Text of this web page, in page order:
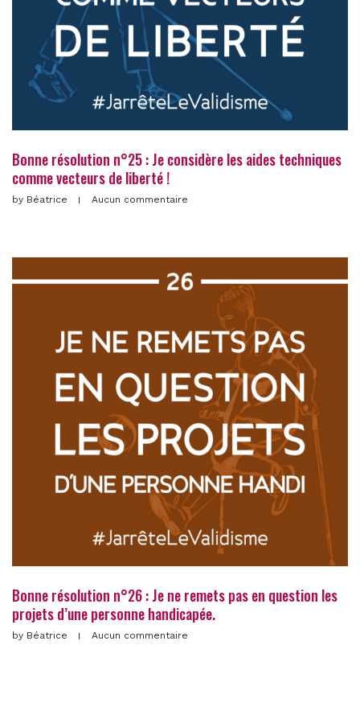
Bonne résolution n°25 : Je considère les aides techniques
comme vecteurs de liberté !
by Béatrice Aucun commentaire
Bonne résolution n°26 : Je ne remets pas en question les
projets d’une personne handicapée.
by Béatrice Aucun commentaire